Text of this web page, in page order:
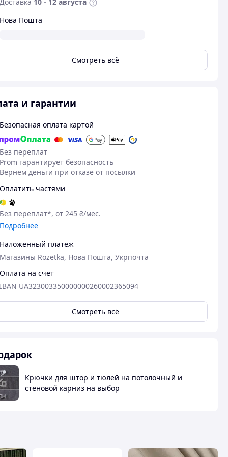
Нова Пошта
Смотреть всё
и гарантии
Безопасная оплата картой
Без переплат
Prom гарантирует безопасность
Вернем деньги при отказе от посылки
Оплатить частями
Без переплат*, от 245 ₴/мес.
Подробнее
Наложенный платеж
Магазины Rozetka, Нова Пошта, Укрпочта
Оплата на счет
IBAN UA323003350000000260002365094
Смотреть всё
Крючки для штор и тюлей на потолочный и
стеновой карниз на выбор
Вікторія Б.
Куплено на Prom.ua
Щильні штори, якісно пошиті.
отримати подарунок до них - гачки.
Дякую!
Не має